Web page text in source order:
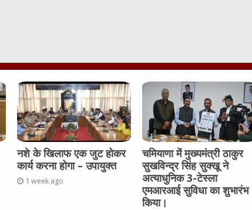
नशे के खिलाफ एक जुट होकर
कार्य करना होगा – उपायुक्त
1 week ago
चमियाणा में मुख्यमंत्री ठाकुर
सुखविन्द्र सिंह सुक्खू ने
अत्याधुनिक 3-टेस्ला
एमआरआई सुविधा का शुभारंभ
किया।